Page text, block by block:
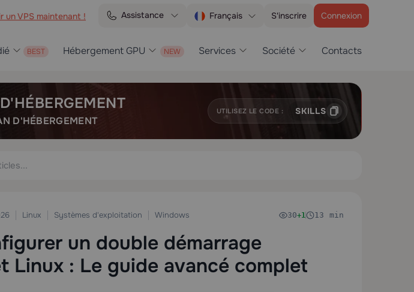
un VPS maintenant ! Assistance Français S'inscrire Connexion
Hébergement GPU Services Société Contacts
D'HÉBERGEMENT
UTILISEZ LE CODE : SKILLS
Linux Systèmes d'exploitation Windows 30+1 13 min
un double démarrage
Linux : Le guide avancé complet